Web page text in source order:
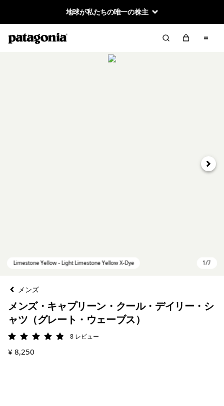
地球が私たちの唯一の株主
次へ
メンズ
メンズ・キャプリーン・クール・デイリー・シ
ャツ（グレート・ウェーブス）
評価: 4.9 / 5
8 レビュー
¥ 8,250